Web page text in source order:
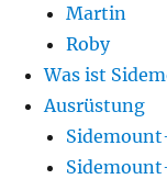
Martin
Roby
Was ist
Ausrüstung